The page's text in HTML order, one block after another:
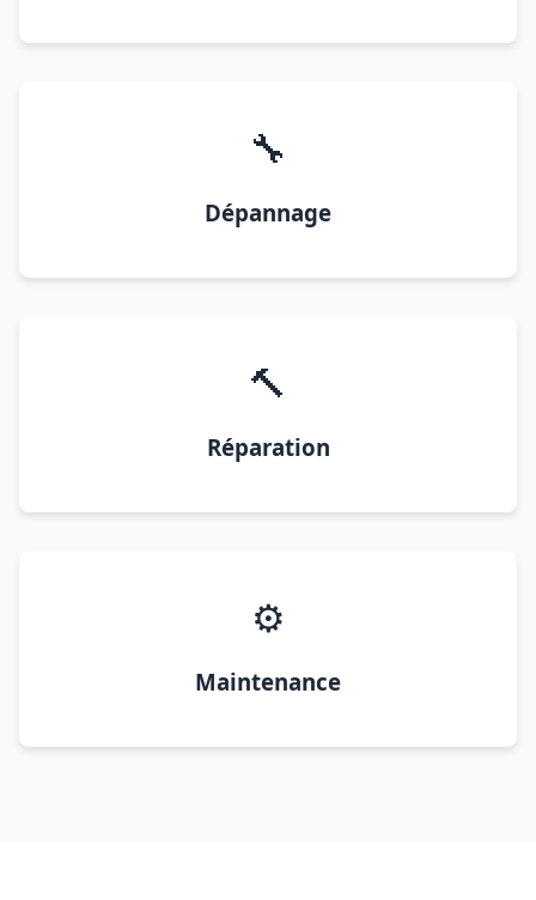
🔧
Dépannage
🔨
Réparation
⚙️
Maintenance